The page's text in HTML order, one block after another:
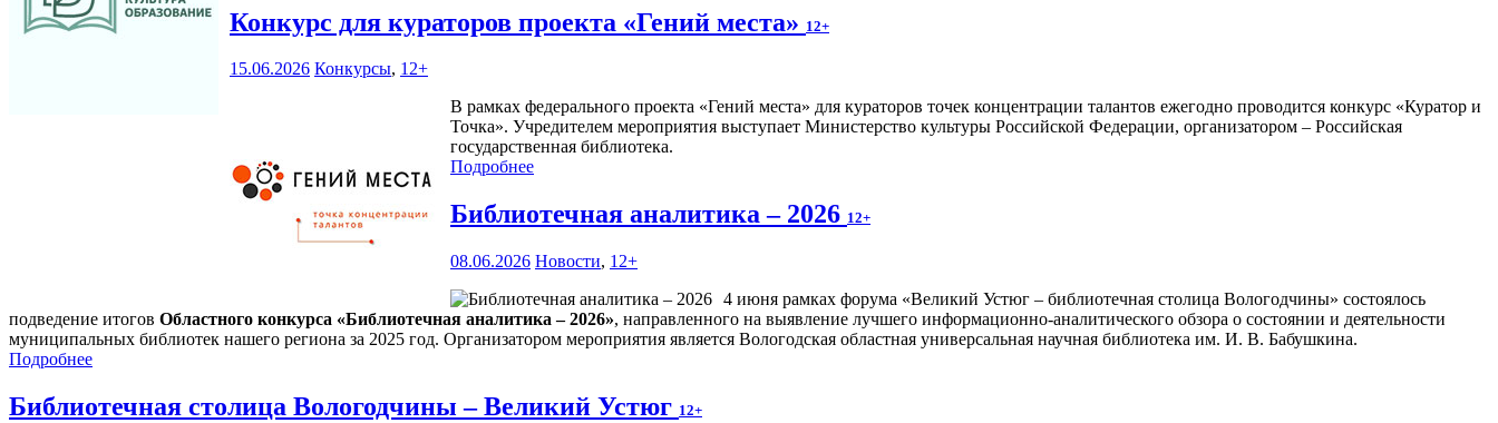
Конкурс для кураторов проекта «Гений места» 12+
15.06.2026 Конкурсы, 12+
В рамках федерального проекта «Гений места» для кураторов точек концентрации талантов ежегодно проводится конкурс «Куратор и
Точка». Учредителем мероприятия выступает Министерство культуры Российской Федерации, организатором – Российская
государственная библиотека.
Подробнее
Библиотечная аналитика – 2026 12+
08.06.2026 Новости, 12+
4 июня рамках форума «Великий Устюг – библиотечная столица Вологодчины» состоялось
подведение итогов Областного конкурса «Библиотечная аналитика – 2026», направленного на выявление лучшего информационно-аналитического обзора о состоянии и деятельности
муниципальных библиотек нашего региона за 2025 год. Организатором мероприятия является Вологодская областная универсальная научная библиотека им. И. В. Бабушкина.
Подробнее
Библиотечная столица Вологодчины – Великий Устюг 12+